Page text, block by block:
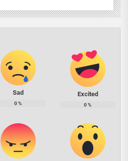
Sad
0%
Excited
0%